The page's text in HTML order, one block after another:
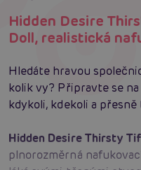
Hidden Desire
Doll, realistická
Hledáte hravou
kolik vy? Připravte se
kdykoli, kdekoli a přesně
Hidden Desire Thirsty
plnorozměrná